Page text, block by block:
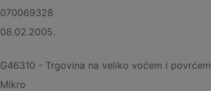
070069328
08.02.2005.
G46310 - Trgovina na veliko voćem i povrćem
Mikro